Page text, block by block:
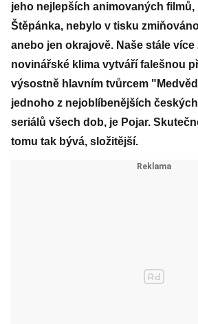
jeho nejlepších animovaných filmů,
Štěpánka, nebylo v tisku
anebo jen okrajově. Naše stále
novinářské klima vytváří falešnou
výsostně hlavním tvůrcem
jednoho z nejoblíbenějších
seriálů všech dob, je Pojar.
tomu tak bývá, složitější.